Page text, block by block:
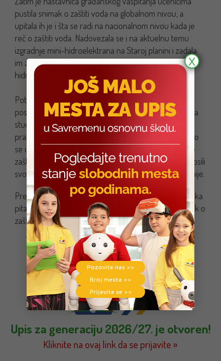
pustila snimak o zaštiti voda na globalnom nivou, a
upitala ih je i šta se radi na nacionalnom nivou kada je
reč o zaštiti voda. Nadovezala se i na aktuelnu temu
izgradnje mini-hidroelektrana na Staroj planini i zadala
im zadatak da istraže prednosti i mane mini-
hidroelektrana.
Potom je nastavnik geografije, koristeći prezentaciju,
postavljao pitanja učenicima o zaštiti i značaju šuma. Za
studiju slučaja ugroženosti šuma izabrao je primer
prašume u Amazoniji. Učenici su komentarisali i aktivno
se uključivali u diskusiju. Nastavnik je predstavio mere
zaštite šuma i na nacionalnom nivou, te su učenici iznosili
svoje stavove o pošumljenosti i ugroženosti šuma Srbije.
Pred sam kraj časa učenici su odgovarali na problemska
pitanja koja su im nastavnici postavljali, dali su zaključak o
zaštiti voda i šuma i izneli predloge za njihovu zaštitu.
Upis za generaciju 2026/27. je otvoren!
Kliknite na ovaj link da se prijavite »
Pozovite nas >>
Broj mesta >>
Prijavite se >>
X